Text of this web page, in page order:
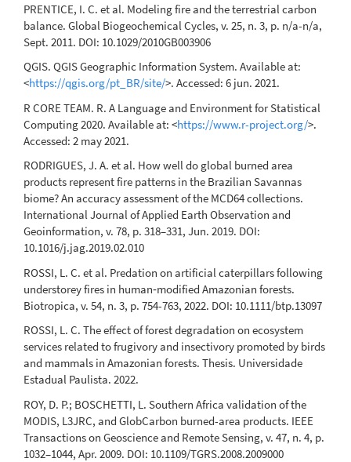
PRENTICE, I. C. et al. Modeling fire and the terrestrial carbon
balance. Global Biogeochemical Cycles, v. 25, n. 3, p. n/a-n/a,
Sept. 2011. DOI: 10.1029/2010GB003906
QGIS. QGIS Geographic Information System. Available at:
<https://qgis.org/pt_BR/site/>. Accessed: 6 jun. 2021.
R CORE TEAM. R. A Language and Environment for Statistical
Computing 2020. Available at: <https://www.r-project.org/>.
Accessed: 2 may 2021.
RODRIGUES, J. A. et al. How well do global burned area
products represent fire patterns in the Brazilian Savannas
biome? An accuracy assessment of the MCD64 collections.
International Journal of Applied Earth Observation and
Geoinformation, v. 78, p. 318–331, Jun. 2019. DOI:
10.1016/j.jag.2019.02.010
ROSSI, L. C. et al. Predation on artificial caterpillars following
understorey fires in human‐modified Amazonian forests.
Biotropica, v. 54, n. 3, p. 754-763, 2022. DOI: 10.1111/btp.13097
ROSSI, L. C. The effect of forest degradation on ecosystem
services related to frugivory and insectivory promoted by birds
and mammals in Amazonian forests. Thesis. Universidade
Estadual Paulista. 2022.
ROY, D. P.; BOSCHETTI, L. Southern Africa validation of the
MODIS, L3JRC, and GlobCarbon burned-area products. IEEE
Transactions on Geoscience and Remote Sensing, v. 47, n. 4, p.
1032–1044, Apr. 2009. DOI: 10.1109/TGRS.2008.2009000